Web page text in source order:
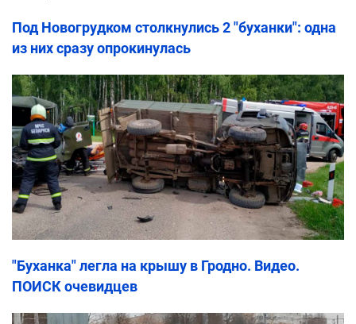
Под Новогрудком столкнулись 2 "буханки": одна
из них сразу опрокинулась
"Буханка" легла на крышу в Гродно. Видео.
ПОИСК очевидцев